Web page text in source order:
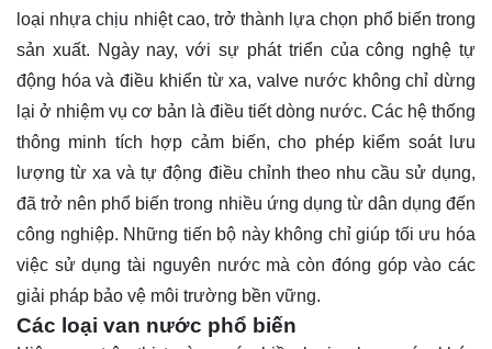
loại nhựa chịu nhiệt cao, trở thành lựa chọn phổ biến trong
sản xuất. Ngày nay, với sự phát triển của công nghệ tự
động hóa và điều khiển từ xa, valve nước không chỉ dừng
lại ở nhiệm vụ cơ bản là điều tiết dòng nước. Các hệ thống
thông minh tích hợp cảm biến, cho phép kiểm soát lưu
lượng từ xa và tự động điều chỉnh theo nhu cầu sử dụng,
đã trở nên phổ biến trong nhiều ứng dụng từ dân dụng đến
công nghiệp. Những tiến bộ này không chỉ giúp tối ưu hóa
việc sử dụng tài nguyên nước mà còn đóng góp vào các
giải pháp bảo vệ môi trường bền vững.
Các loại van nước phổ biến